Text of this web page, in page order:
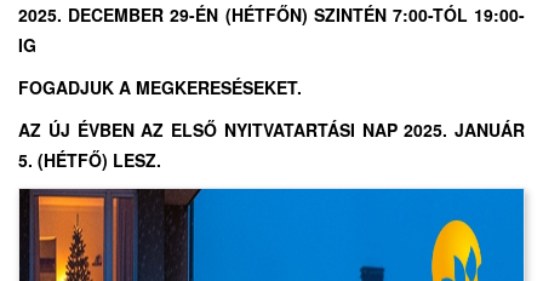
2025. DECEMBER 29-ÉN (HÉTFŐN) SZINTÉN 7:00-TÓL 19:00-
IG
FOGADJUK A MEGKERESÉSEKET.
AZ ÚJ ÉVBEN AZ ELSŐ NYITVATARTÁSI NAP 2025. JANUÁR
5. (HÉTFŐ) LESZ.